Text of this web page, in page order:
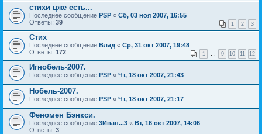
стихи цже есть...
Последнее сообщение PSP « Сб, 03 ноя 2007, 16:55
Ответы: 39 1 2 3
Стих
Последнее сообщение Влад « Ср, 31 окт 2007, 19:48
Ответы: 172 1 9 10 11 12
Игнобель-2007.
Последнее сообщение PSP « Чт, 18 окт 2007, 21:43
Нобель-2007.
Последнее сообщение PSP « Чт, 18 окт 2007, 21:17
Феномен Бэнкси.
Последнее сообщение 3Иван...3 « Вт, 16 окт 2007, 14:06
Ответы: 3